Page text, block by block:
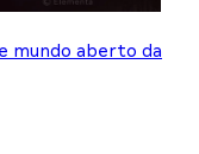
mundo aberto da